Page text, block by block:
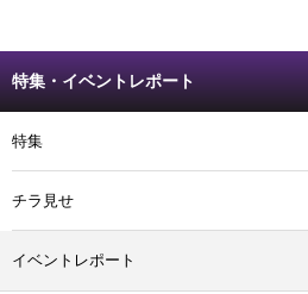
特集・イベントレポート
特集
チラ見せ
イベントレポート